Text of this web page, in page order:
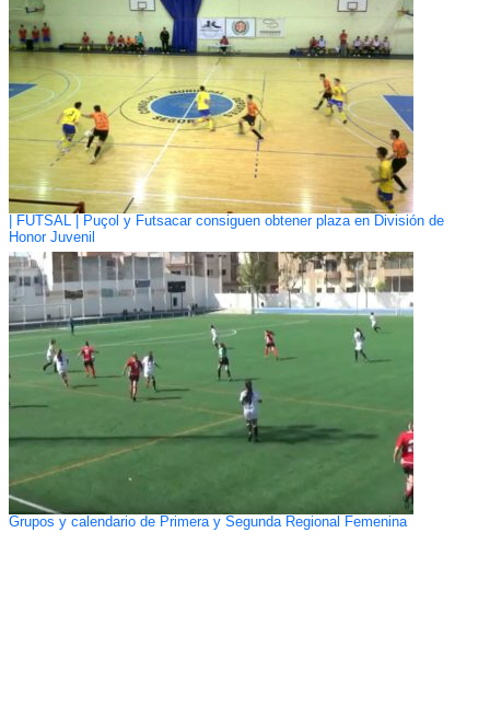
| FUTSAL | Puçol y Futsacar consiguen obtener plaza en División de
Honor Juvenil
Grupos y calendario de Primera y Segunda Regional Femenina